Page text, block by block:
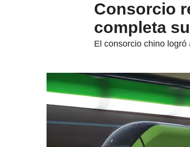
Consorcio
completa
El consorcio chino